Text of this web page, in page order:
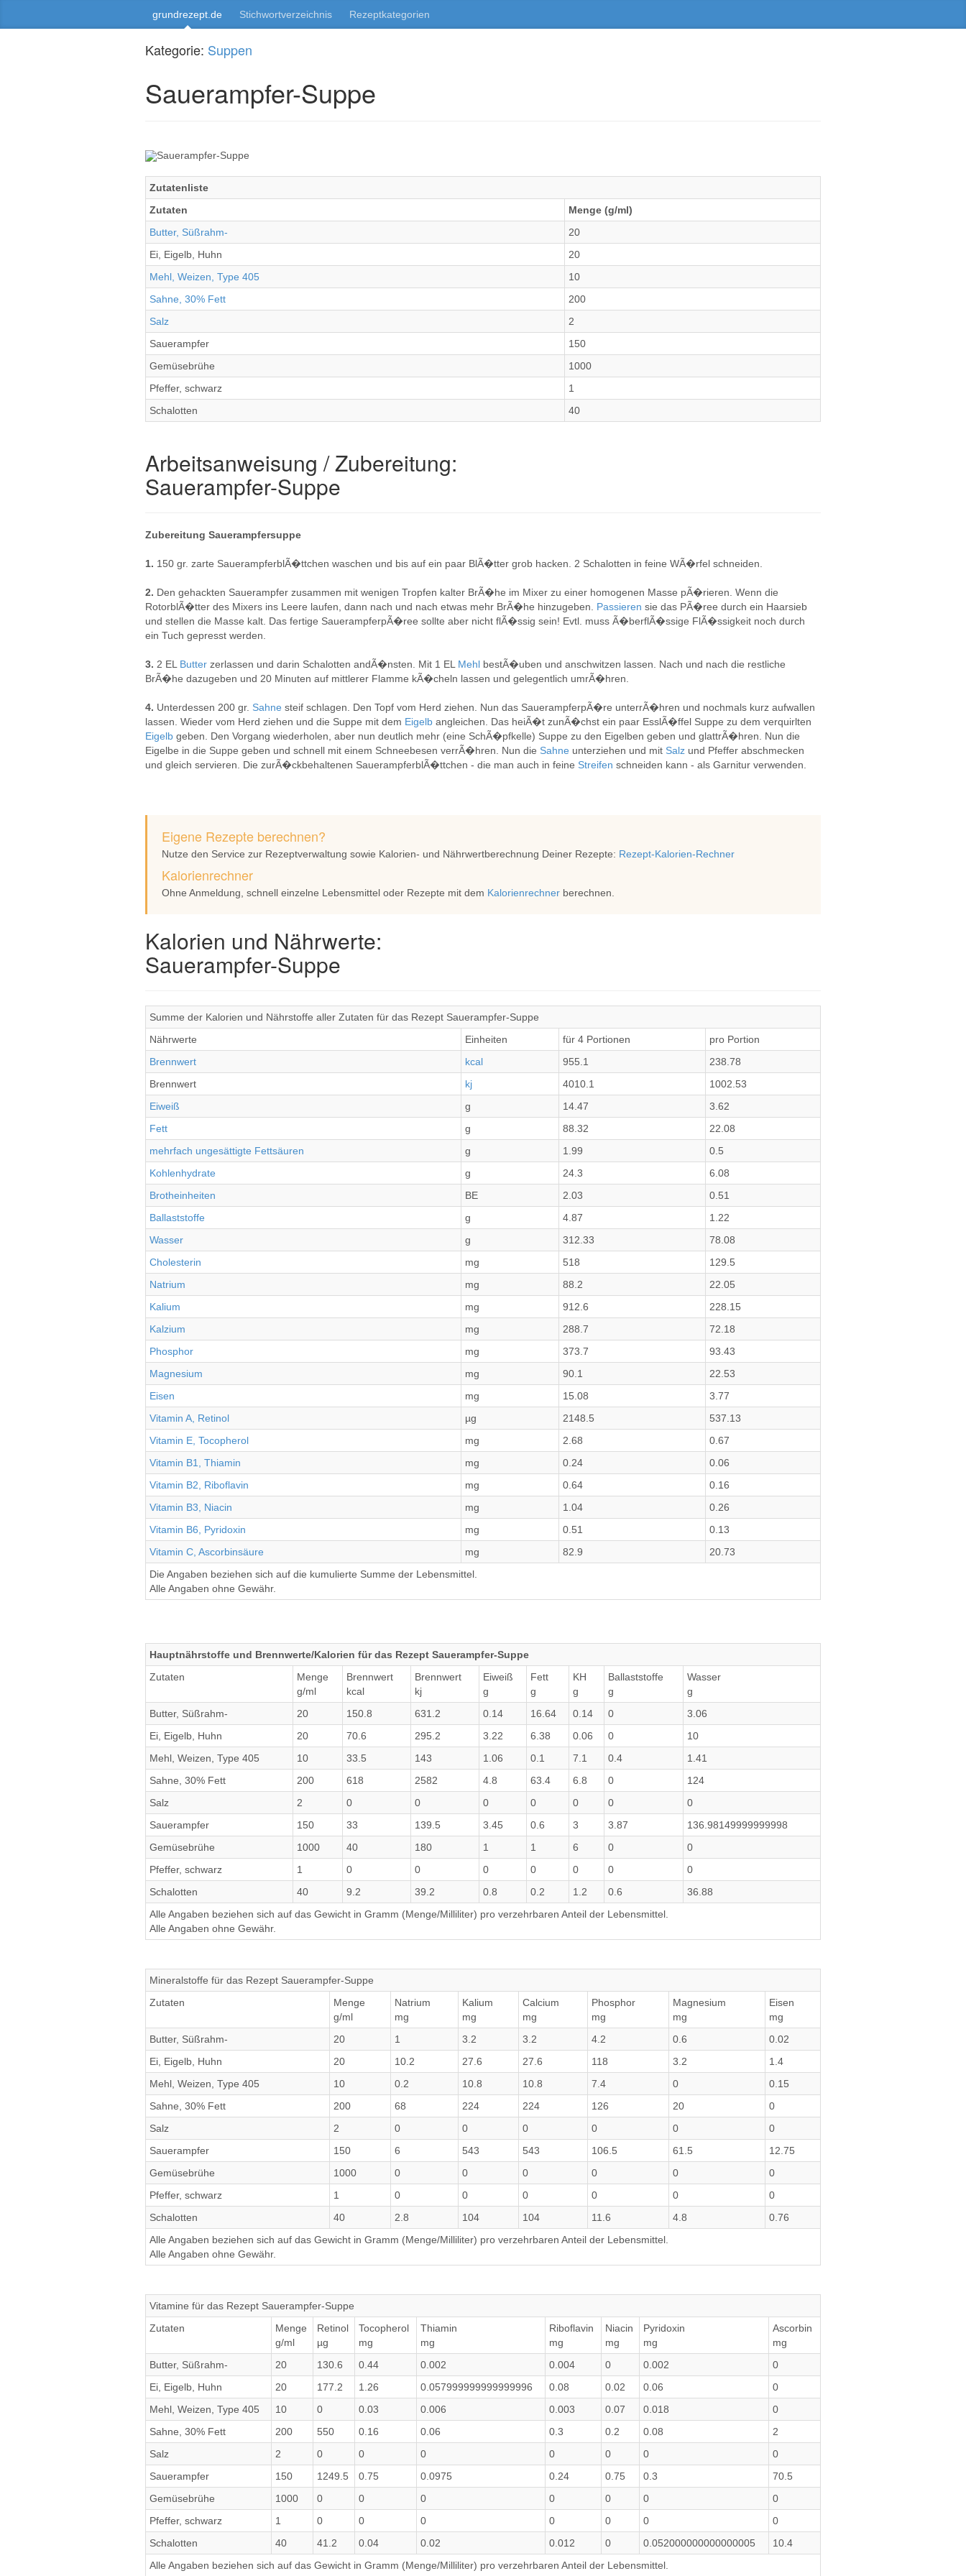
grundrezept.de Stichwortverzeichnis Rezeptkategorien
Kategorie: Suppen
Sauerampfer-Suppe
Zutatenliste
Zutaten
Menge (g/ml)
Butter, Süßrahm-
20
Ei, Eigelb, Huhn
20
Mehl, Weizen, Type 405
10
Sahne, 30% Fett
200
Salz
2
Sauerampfer
150
Gemüsebrühe
1000
Pfeffer, schwarz
1
Schalotten
40
Arbeitsanweisung / Zubereitung:
Sauerampfer-Suppe
Zubereitung Sauerampfersuppe
1. 150 gr. zarte SauerampferblÃ�ttchen waschen und bis auf ein paar BlÃ�tter grob hacken. 2 Schalotten in feine WÃ�rfel schneiden.
2. Den gehackten Sauerampfer zusammen mit wenigen Tropfen kalter BrÃ�he im Mixer zu einer homogenen Masse pÃ�rieren. Wenn die
RotorblÃ�tter des Mixers ins Leere laufen, dann nach und nach etwas mehr BrÃ�he hinzugeben. Passieren sie das PÃ�ree durch ein Haarsieb
und stellen die Masse kalt. Das fertige SauerampferpÃ�ree sollte aber nicht flÃ�ssig sein! Evtl. muss Ã�berflÃ�ssige FlÃ�ssigkeit noch durch
ein Tuch gepresst werden.
3. 2 EL Butter zerlassen und darin Schalotten andÃ�nsten. Mit 1 EL Mehl bestÃ�uben und anschwitzen lassen. Nach und nach die restliche
BrÃ�he dazugeben und 20 Minuten auf mittlerer Flamme kÃ�cheln lassen und gelegentlich umrÃ�hren.
4. Unterdessen 200 gr. Sahne steif schlagen. Den Topf vom Herd ziehen. Nun das SauerampferpÃ�re unterrÃ�hren und nochmals kurz aufwallen
lassen. Wieder vom Herd ziehen und die Suppe mit dem Eigelb angleichen. Das heiÃ�t zunÃ�chst ein paar EsslÃ�ffel Suppe zu dem verquirlten
Eigelb geben. Den Vorgang wiederholen, aber nun deutlich mehr (eine SchÃ�pfkelle) Suppe zu den Eigelben geben und glattrÃ�hren. Nun die
Eigelbe in die Suppe geben und schnell mit einem Schneebesen verrÃ�hren. Nun die Sahne unterziehen und mit Salz und Pfeffer abschmecken
und gleich servieren. Die zurÃ�ckbehaltenen SauerampferblÃ�ttchen - die man auch in feine Streifen schneiden kann - als Garnitur verwenden.
Eigene Rezepte berechnen?
Nutze den Service zur Rezeptverwaltung sowie Kalorien- und Nährwertberechnung Deiner Rezepte: Rezept-Kalorien-Rechner
Kalorienrechner
Ohne Anmeldung, schnell einzelne Lebensmittel oder Rezepte mit dem Kalorienrechner berechnen.
Kalorien und Nährwerte:
Sauerampfer-Suppe
Summe der Kalorien und Nährstoffe aller Zutaten für das Rezept Sauerampfer-Suppe
Nährwerte
Einheiten für 4 Portionen
pro Portion
Brennwert
kcal 955.1
238.78
Brennwert
kj 4010.1
1002.53
Eiweiß
g 14.47
3.62
Fett
g 88.32
22.08
mehrfach ungesättigte Fettsäuren
g 1.99
0.5
Kohlenhydrate
g 24.3
6.08
Brotheinheiten
BE 2.03
0.51
Ballaststoffe
g 4.87
1.22
Wasser
g 312.33
78.08
Cholesterin
mg 518
129.5
Natrium
mg 88.2
22.05
Kalium
mg 912.6
228.15
Kalzium
mg 288.7
72.18
Phosphor
mg 373.7
93.43
Magnesium
mg 90.1
22.53
Eisen
mg 15.08
3.77
Vitamin A, Retinol
µg 2148.5
537.13
Vitamin E, Tocopherol
mg 2.68
0.67
Vitamin B1, Thiamin
mg 0.24
0.06
Vitamin B2, Riboflavin
mg 0.64
0.16
Vitamin B3, Niacin
mg 1.04
0.26
Vitamin B6, Pyridoxin
mg 0.51
0.13
Vitamin C, Ascorbinsäure
mg 82.9
20.73
Die Angaben beziehen sich auf die kumulierte Summe der Lebensmittel.
Alle Angaben ohne Gewähr.
Hauptnährstoffe und Brennwerte/Kalorien für das Rezept Sauerampfer-Suppe
Zutaten
Menge
g/ml
Brennwert
kcal
Brennwert
kj
Eiweiß
g
Fett
g
KH
g
Ballaststoffe
g
Wasser
g
Butter, Süßrahm-
20 150.8 631.2 0.14 16.64 0.14 0
3.06
Ei, Eigelb, Huhn
20 70.6 295.2 3.22 6.38 0.06 0
10
Mehl, Weizen, Type 405
10 33.5 143 1.06 0.1 7.1 0.4
1.41
Sahne, 30% Fett
200 618 2582 4.8 63.4 6.8 0
124
Salz
2 0 0 0 0 0 0
0
Sauerampfer
150 33 139.5 3.45 0.6 3 3.87
136.98149999999998
Gemüsebrühe
1000 40 180 1 1 6 0
0
Pfeffer, schwarz
1 0 0 0 0 0 0
0
Schalotten
40 9.2 39.2 0.8 0.2 1.2 0.6
36.88
Alle Angaben beziehen sich auf das Gewicht in Gramm (Menge/Milliliter) pro verzehrbaren Anteil der Lebensmittel.
Alle Angaben ohne Gewähr.
Mineralstoffe für das Rezept Sauerampfer-Suppe
Zutaten
Menge
g/ml
Natrium
mg
Kalium
mg
Calcium
mg
Phosphor
mg
Magnesium
mg
Eisen
mg
Butter, Süßrahm-
20 1 3.2 3.2 4.2 0.6
0.02
Ei, Eigelb, Huhn
20 10.2 27.6 27.6 118 3.2
1.4
Mehl, Weizen, Type 405
10 0.2 10.8 10.8 7.4 0
0.15
Sahne, 30% Fett
200 68 224 224 126 20
0
Salz
2 0 0 0 0 0
0
Sauerampfer
150 6 543 543 106.5 61.5
12.75
Gemüsebrühe
1000 0 0 0 0 0
0
Pfeffer, schwarz
1 0 0 0 0 0
0
Schalotten
40 2.8 104 104 11.6 4.8
0.76
Alle Angaben beziehen sich auf das Gewicht in Gramm (Menge/Milliliter) pro verzehrbaren Anteil der Lebensmittel.
Alle Angaben ohne Gewähr.
Vitamine für das Rezept Sauerampfer-Suppe
Zutaten
Menge
g/ml
Retinol
µg
Tocopherol
mg
Thiamin
mg
Riboflavin
mg
Niacin
mg
Pyridoxin
mg
Ascorbin
mg
Butter, Süßrahm-
20 130.6 0.44 0.002 0.004 0 0.002
0
Ei, Eigelb, Huhn
20 177.2 1.26 0.057999999999999996 0.08 0.02 0.06
0
Mehl, Weizen, Type 405
10 0 0.03 0.006 0.003 0.07 0.018
0
Sahne, 30% Fett
200 550 0.16 0.06 0.3 0.2 0.08
2
Salz
2 0 0 0 0 0 0
0
Sauerampfer
150 1249.5 0.75 0.0975 0.24 0.75 0.3
70.5
Gemüsebrühe
1000 0 0 0 0 0 0
0
Pfeffer, schwarz
1 0 0 0 0 0 0
0
Schalotten
40 41.2 0.04 0.02 0.012 0 0.052000000000000005
10.4
Alle Angaben beziehen sich auf das Gewicht in Gramm (Menge/Milliliter) pro verzehrbaren Anteil der Lebensmittel.